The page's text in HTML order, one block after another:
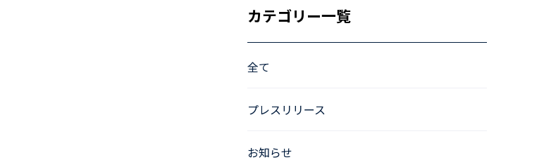
カテゴリー一覧
全て
プレスリリース
お知らせ